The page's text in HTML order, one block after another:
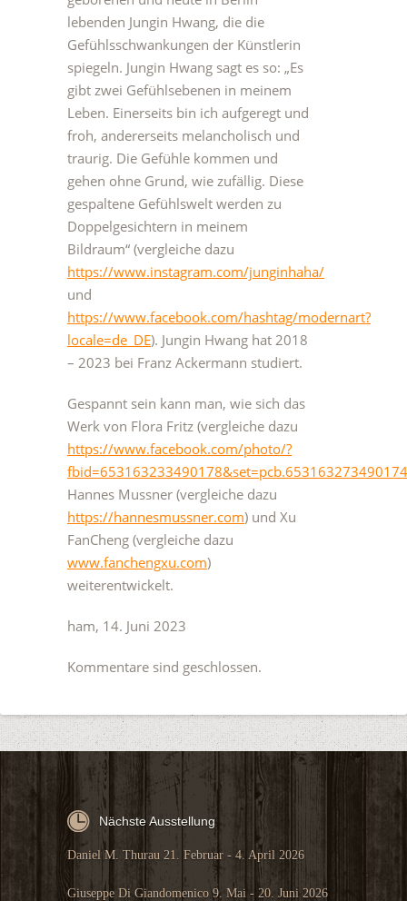
lebenden Jungin Hwang, die die
Gefühlsschwankungen der Künstlerin
spiegeln. Jungin Hwang sagt es so: „Es
gibt zwei Gefühlsebenen in meinem
Leben. Einerseits bin ich aufgeregt und
froh, andererseits melancholisch und
traurig. Die Gefühle kommen und
gehen ohne Grund, wie zufällig. Diese
gespaltene Gefühlswelt werden zu
Doppelgesichtern in meinem
Bildraum“ (vergleiche dazu
https://www.instagram.com/junginhaha/
und
https://www.facebook.com/hashtag/modernart?
locale=de_DE). Jungin Hwang hat 2018
– 2023 bei Franz Ackermann studiert.
Gespannt sein kann man, wie sich das
Werk von Flora Fritz (vergleiche dazu
https://www.facebook.com/photo/?
Hannes Mussner (vergleiche dazu
https://hannesmussner.com) und Xu
FanCheng (vergleiche dazu
www.fanchengxu.com)
weiterentwickelt.
ham, 14. Juni 2023
Kommentare sind geschlossen.
Nächste Ausstellung
Daniel M. Thurau 21. Februar - 4. April 2026
Giuseppe Di Giandomenico 9. Mai - 20. Juni 2026